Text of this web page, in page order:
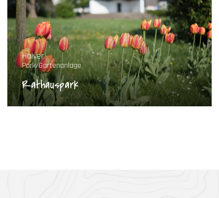
Halver
Park/Gartenanlage
Rathauspark